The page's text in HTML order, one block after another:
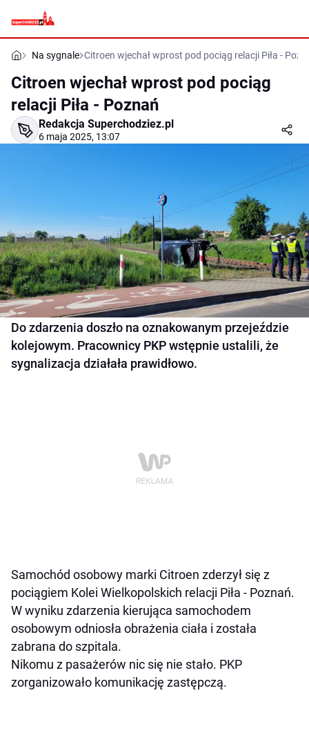
Na sygnale Citroen wjechał wprost pod pociąg relacji Piła -
Citroen wjechał wprost pod pociąg
relacji Piła - Poznań
Redakcja Superchodziez.pl
6 maja 2025, 13:07
Do zdarzenia doszło na oznakowanym przejeździe
kolejowym. Pracownicy PKP wstępnie ustalili, że
sygnalizacja działała prawidłowo.
Samochód osobowy marki Citroen zderzył się z
pociągiem Kolei Wielkopolskich relacji Piła - Poznań.
W wyniku zdarzenia kierująca samochodem
osobowym odniosła obrażenia ciała i została
zabrana do szpitala.
Nikomu z pasażerów nic się nie stało. PKP
zorganizowało komunikację zastępczą.